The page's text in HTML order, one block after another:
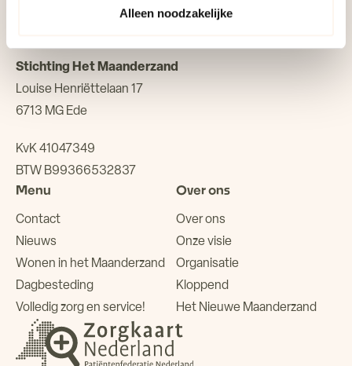
Alleen noodzakelijke
Stichting Het Maanderzand
Louise Henriëttelaan 17
6713 MG Ede
KvK 41047349
BTW B99366532837
Menu
Contact
Nieuws
Wonen in het Maanderzand
Dagbesteding
Volledig zorg en service!
Over ons
Over ons
Onze visie
Organisatie
Kloppend
Het Nieuwe Maanderzand